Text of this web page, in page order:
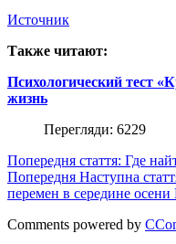
Источник
Также читают:
Психологический тест
жизнь
Перегляди: 6229
Попередня стаття: Где
Попередня Наступна
перемен в середине осени
Comments powered by